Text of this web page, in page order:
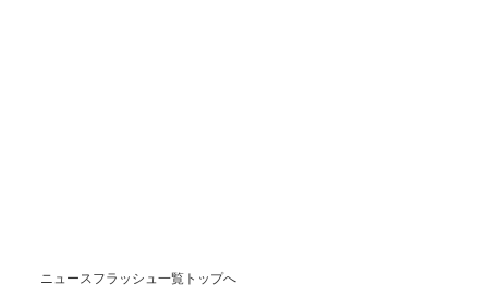
ニュースフラッシュ一覧トップへ